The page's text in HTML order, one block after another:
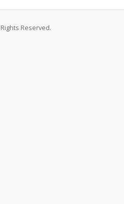
Reserved.